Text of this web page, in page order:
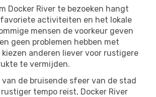
Docker River te bezoeken hangt
activiteiten en het lokale
mensen de voorkeur geven
geen problemen hebben met
anderen liever voor rustigere
te vermijden.
de bruisende sfeer van de stad
tempo reist, Docker River